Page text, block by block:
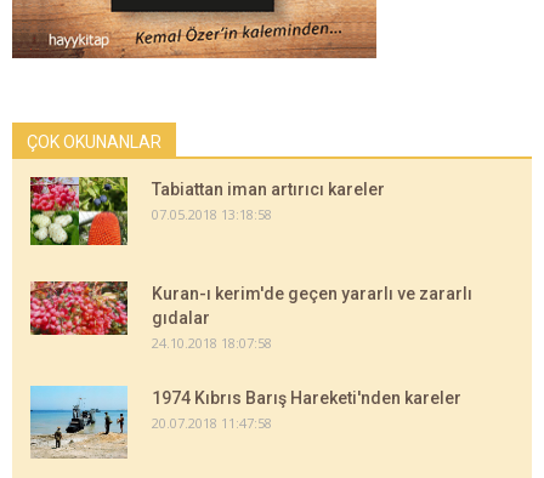
ÇOK OKUNANLAR
Tabiattan iman artırıcı kareler
07.05.2018 13:18:58
Kuran-ı kerim'de geçen yararlı ve zararlı
gıdalar
24.10.2018 18:07:58
1974 Kıbrıs Barış Hareketi'nden kareler
20.07.2018 11:47:58